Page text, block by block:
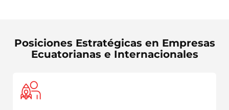
Posiciones Estratégicas en Empresas
Ecuatorianas e Internacionales